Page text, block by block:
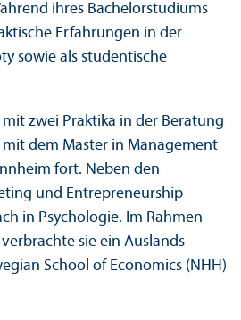
ihres Bachelor­studiums
Erfahrungen in der
sowie als studentische
mit zwei Praktika in der Beratung
dem Master in Management
fort. Neben den
und Entrepreneur­ship
in Psychologie. Im Rahmen
sie ein Auslands­
School of Economics (NHH)